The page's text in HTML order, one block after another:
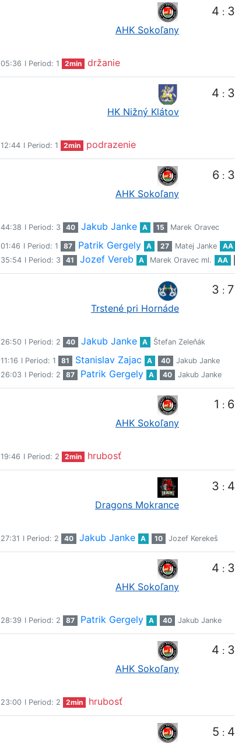
AHK Sokoľany
4 : 3
05:36 I Period: 1 2min držanie
HK Nižný Klátov
4 : 3
12:44 I Period: 1 2min podrazenie
AHK Sokoľany
6 : 3
44:38 I Period: 3 40 Jakub Janke A 15 Marek Oravec
01:46 I Period: 1 87 Patrik Gergely A 27 Matej Janke AA
35:54 I Period: 3 41 Jozef Vereb A Marek Oravec ml. AA
Trstené pri Hornáde
3 : 7
26:50 I Period: 2 40 Jakub Janke A Štefan Zeleňák
11:16 I Period: 1 81 Stanislav Zajac A 40
Jakub Janke
26:03 I Period: 2 87 Patrik Gergely A 40 Jakub Janke
AHK Sokoľany
1 : 6
19:46 I Period: 2 2min hrubosť
Dragons Mokrance
3 : 4
27:31 I Period: 2 40 Jakub Janke A 10 Jozef Kerekeš
AHK Sokoľany
4 : 3
28:39 I Period: 2 87 Patrik Gergely A 40 Jakub Janke
AHK Sokoľany
4 : 3
23:00 I Period: 2 2min hrubosť
5 : 4